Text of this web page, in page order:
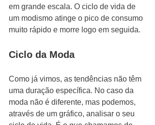
em grande escala. O ciclo de vida de
um modismo atinge o pico de consumo
muito rápido e morre logo em seguida.
Ciclo da Moda
Como já vimos, as tendências não têm
uma duração específica. No caso da
moda não é diferente, mas podemos,
através de um gráfico, analisar o seu